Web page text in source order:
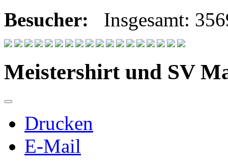
Besucher: Insgesamt:
Meistershirt und SV
Drucken
E-Mail